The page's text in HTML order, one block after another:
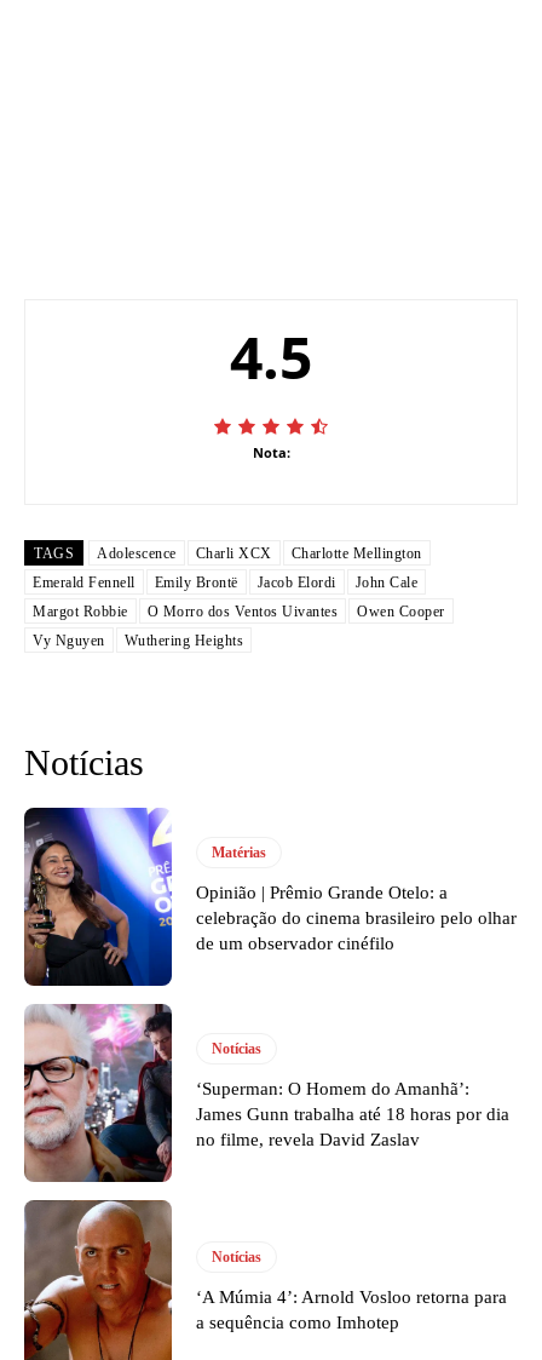
4.5
Nota:
TAGS Adolescence Charli XCX
Charlotte Mellington
Emerald Fennell
Emily Brontë Jacob Elordi
John Cale
Margot Robbie
O Morro dos Ventos Uivantes
Owen Cooper
Vy Nguyen
Wuthering Heights
Notícias
Matérias
Opinião | Prêmio Grande Otelo: a
celebração do cinema brasileiro pelo olhar
de um observador cinéfilo
Notícias
‘Superman: O Homem do Amanhã’:
James Gunn trabalha até 18 horas por dia
no filme, revela David Zaslav
Notícias
‘A Múmia 4’: Arnold Vosloo retorna para
a sequência como Imhotep